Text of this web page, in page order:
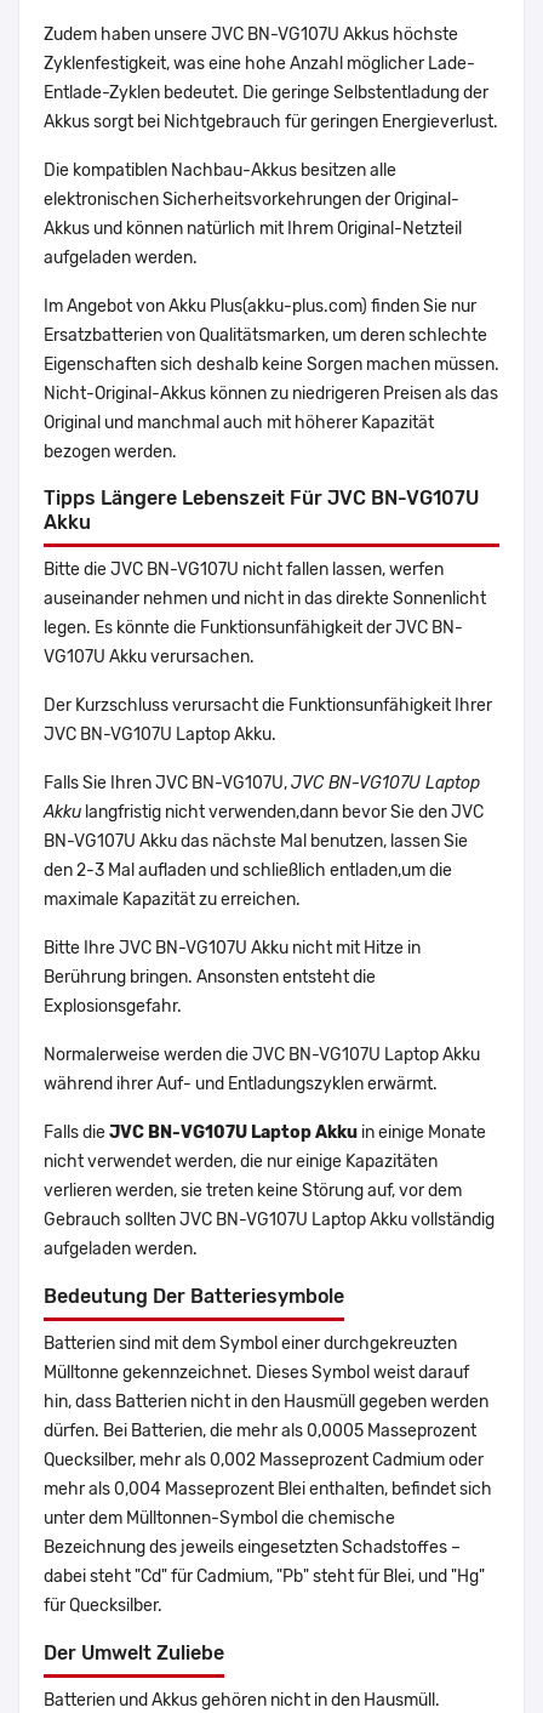
Zudem haben unsere JVC BN-VG107U Akkus höchste
Zyklenfestigkeit, was eine hohe Anzahl möglicher Lade-
Entlade-Zyklen bedeutet. Die geringe Selbstentladung der
Akkus sorgt bei Nichtgebrauch für geringen Energieverlust.
Die kompatiblen Nachbau-Akkus besitzen alle
elektronischen Sicherheitsvorkehrungen der Original-
Akkus und können natürlich mit Ihrem Original-Netzteil
aufgeladen werden.
Im Angebot von Akku Plus(akku-plus.com) finden Sie nur
Ersatzbatterien von Qualitätsmarken, um deren schlechte
Eigenschaften sich deshalb keine Sorgen machen müssen.
Nicht-Original-Akkus können zu niedrigeren Preisen als das
Original und manchmal auch mit höherer Kapazität
bezogen werden.
Tipps Längere Lebenszeit Für JVC BN-VG107U
Akku
Bitte die JVC BN-VG107U nicht fallen lassen, werfen
auseinander nehmen und nicht in das direkte Sonnenlicht
legen. Es könnte die Funktionsunfähigkeit der JVC BN-
VG107U Akku verursachen.
Der Kurzschluss verursacht die Funktionsunfähigkeit Ihrer
JVC BN-VG107U Laptop Akku.
Falls Sie Ihren JVC BN-VG107U,JVC BN-VG107U Laptop
Akku langfristig nicht verwenden,dann bevor Sie den JVC
BN-VG107U Akku das nächste Mal benutzen, lassen Sie
den 2-3 Mal aufladen und schließlich entladen,um die
maximale Kapazität zu erreichen.
Bitte Ihre JVC BN-VG107U Akku nicht mit Hitze in
Berührung bringen. Ansonsten entsteht die
Explosionsgefahr.
Normalerweise werden die JVC BN-VG107U Laptop Akku
während ihrer Auf- und Entladungszyklen erwärmt.
Falls dieJVC BN-VG107U Laptop Akku in einige Monate
nicht verwendet werden, die nur einige Kapazitäten
verlieren werden, sie treten keine Störung auf, vor dem
Gebrauch sollten JVC BN-VG107U Laptop Akku vollständig
aufgeladen werden.
Bedeutung Der Batteriesymbole
Batterien sind mit dem Symbol einer durchgekreuzten
Mülltonne gekennzeichnet. Dieses Symbol weist darauf
hin, dass Batterien nicht in den Hausmüll gegeben werden
dürfen. Bei Batterien, die mehr als 0,0005 Masseprozent
Quecksilber, mehr als 0,002 Masseprozent Cadmium oder
mehr als 0,004 Masseprozent Blei enthalten, befindet sich
unter dem Mülltonnen-Symbol die chemische
Bezeichnung des jeweils eingesetzten Schadstoffes –
dabei steht "Cd" für Cadmium, "Pb" steht für Blei, und "Hg"
für Quecksilber.
Der Umwelt Zuliebe
Batterien und Akkus gehören nicht in den Hausmüll.